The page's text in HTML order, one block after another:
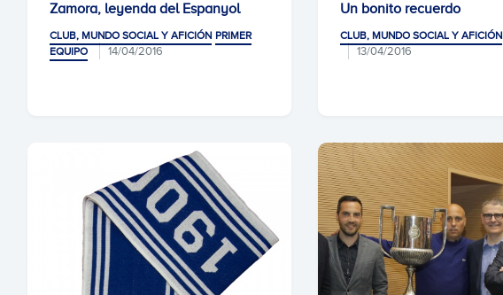
Zamora, leyenda del Espanyol
CLUB, MUNDO SOCIAL Y AFICIÓN PRIMER
EQUIPO
14/04/2016
Un bonito recuerdo
CLUB, MUNDO SOCIAL Y AFICIÓN
13/04/2016